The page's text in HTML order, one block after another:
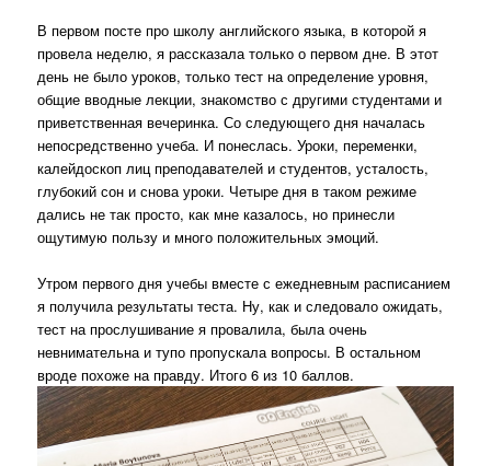
В первом посте про школу английского языка, в которой я
провела неделю, я рассказала только о первом дне. В этот
день не было уроков, только тест на определение уровня,
общие вводные лекции, знакомство с другими студентами и
приветственная вечеринка. Со следующего дня началась
непосредственно учеба. И понеслась. Уроки, переменки,
калейдоскоп лиц преподавателей и студентов, усталость,
глубокий сон и снова уроки. Четыре дня в таком режиме
дались не так просто, как мне казалось, но принесли
ощутимую пользу и много положительных эмоций.
Утром первого дня учебы вместе с ежедневным расписанием
я получила результаты теста. Ну, как и следовало ожидать,
тест на прослушивание я провалила, была очень
невнимательна и тупо пропускала вопросы. В остальном
вроде похоже на правду. Итого 6 из 10 баллов.